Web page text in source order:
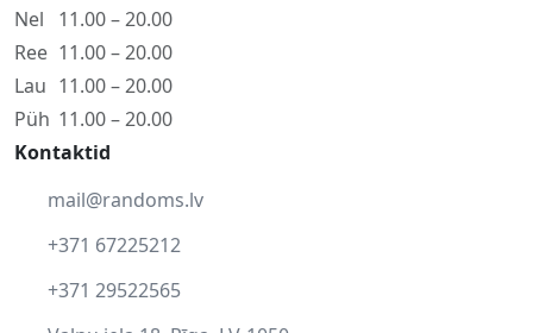
Nel
11.00 – 20.00
Ree 11.00 – 20.00
Lau 11.00 – 20.00
Püh 11.00 – 20.00
Kontaktid
mail@randoms.lv
+371 67225212
+371 29522565